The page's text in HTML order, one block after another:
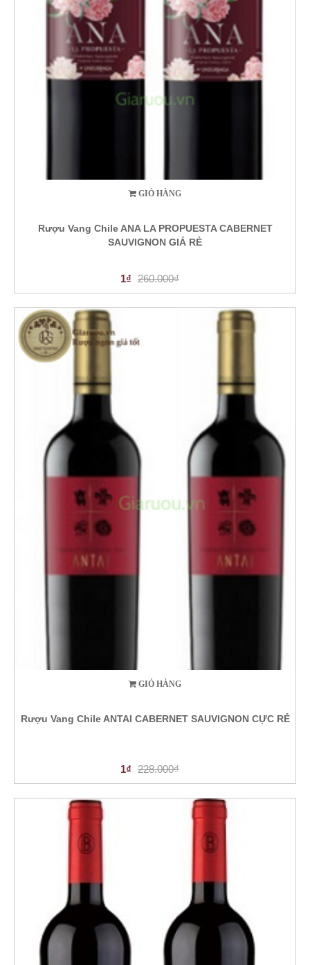
GIỎ HÀNG
Rượu Vang Chile ANA LA PROPUESTA CABERNET
SAUVIGNON GIÁ RẺ
1₫ 260.000₫
GIỎ HÀNG
Rượu Vang Chile ANTAI CABERNET SAUVIGNON CỰC RẺ
1₫ 228.000₫